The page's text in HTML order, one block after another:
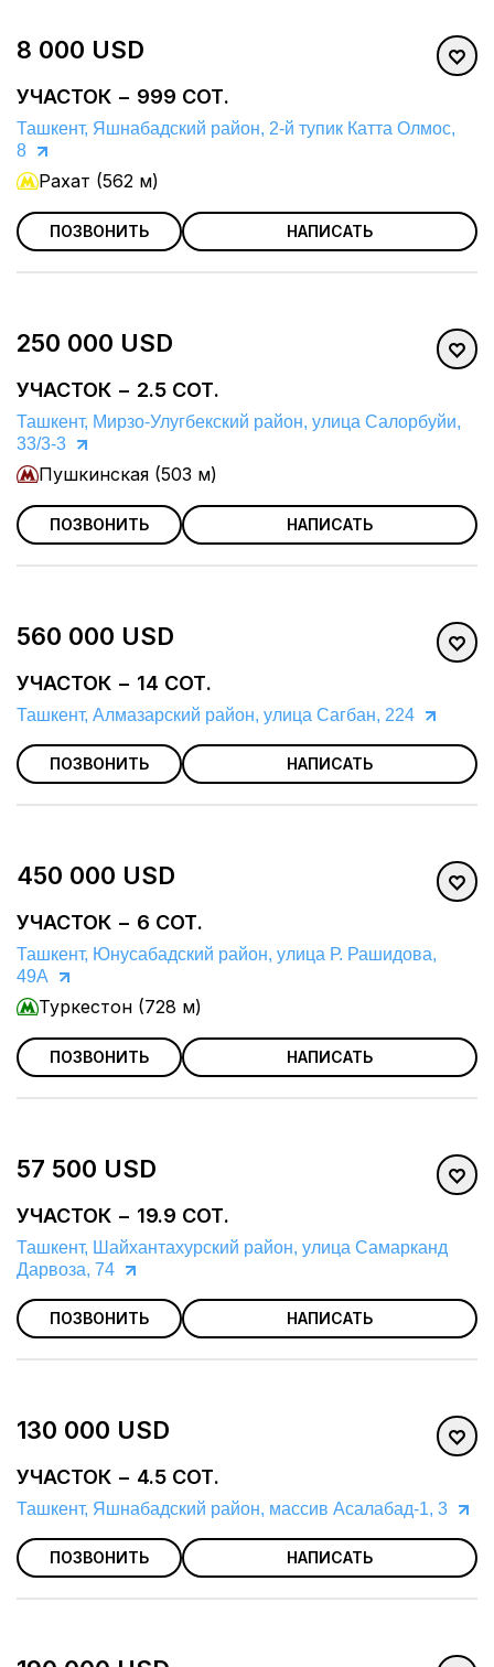
8 000 USD
УЧАСТОК − 999 СОТ.
Ташкент, Яшнабадский район, 2-й тупик Катта Олмос,
8
Рахат (562 м)
ПОЗВОНИТЬ НАПИСАТЬ
250 000 USD
УЧАСТОК − 2.5 СОТ.
Ташкент, Мирзо-Улугбекский район, улица Салорбуйи,
33/3-3
Пушкинская (503 м)
ПОЗВОНИТЬ НАПИСАТЬ
560 000 USD
УЧАСТОК − 14 СОТ.
Ташкент, Алмазарский район, улица Сагбан, 224
ПОЗВОНИТЬ НАПИСАТЬ
450 000 USD
УЧАСТОК − 6 СОТ.
Ташкент, Юнусабадский район, улица Р. Рашидова,
49А
Туркестон (728 м)
ПОЗВОНИТЬ НАПИСАТЬ
57 500 USD
УЧАСТОК − 19.9 СОТ.
Ташкент, Шайхантахурский район, улица Самарканд
Дарвоза, 74
ПОЗВОНИТЬ НАПИСАТЬ
130 000 USD
УЧАСТОК − 4.5 СОТ.
Ташкент, Яшнабадский район, массив Асалабад-1, 3
ПОЗВОНИТЬ НАПИСАТЬ